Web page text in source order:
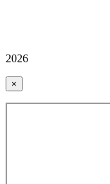
2026
×